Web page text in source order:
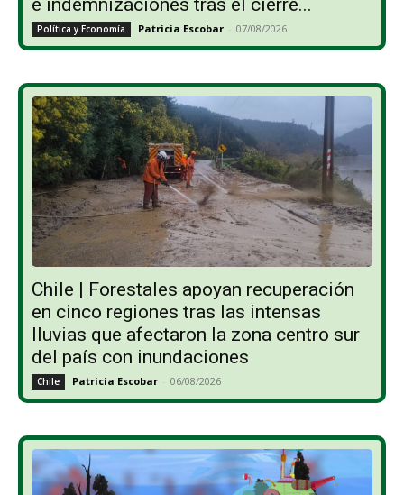
e indemnizaciones tras el cierre...
Política y Economía Patricia Escobar - 07/08/2026
Chile | Forestales apoyan recuperación
en cinco regiones tras las intensas
lluvias que afectaron la zona centro sur
del país con inundaciones
Chile Patricia Escobar - 06/08/2026